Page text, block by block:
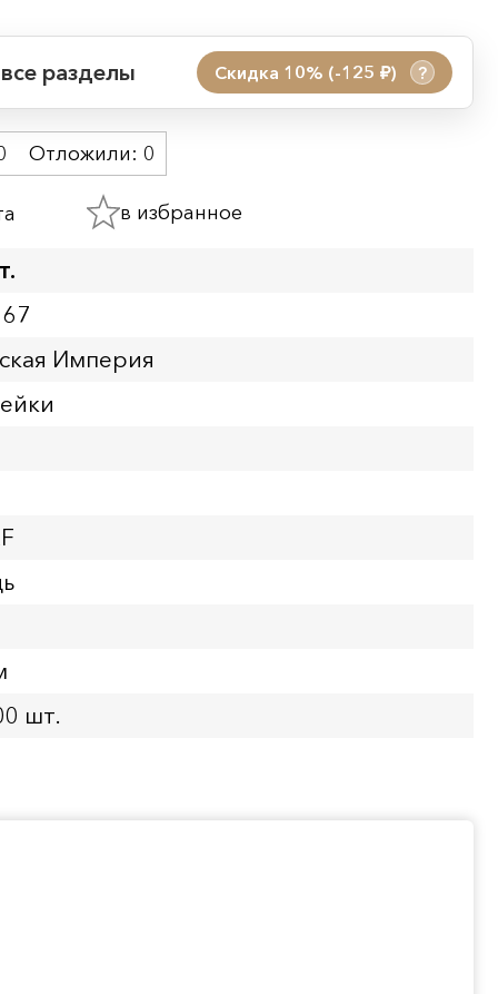
разделы Скидка 10% (-125 руб.) ?
Отложили: 0
в избранное
Империя
шт.